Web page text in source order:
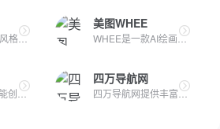
输入描述，选择风格与尺寸，快速生成高质量 AI 图片。
美图WHEE
WHEE是一款AI绘画与图片生成器，提供一站式AI视觉创作服务。WH...
即梦AI一站式智能创作平台，即刻造梦。提供AI绘画和AIGC视频创...
四万导航网
四万导航网提供丰富实用的在线工具和AI工具集，帮助您轻松处理...